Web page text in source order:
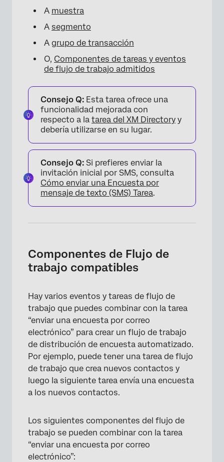
A muestra
A segmento
A grupo de transacción
O, Componentes de tareas y eventos
de flujo de trabajo admitidos
Consejo Q: Esta tarea ofrece una
funcionalidad mejorada con
respecto a la tarea del XM Directory y
debería utilizarse en su lugar.
Consejo Q: Si prefieres enviar la
invitación inicial por SMS, consulta
Cómo enviar una Encuesta por
mensaje de texto (SMS) Tarea.
Componentes de Flujo de
trabajo compatibles
Hay varios eventos y tareas de flujo de
trabajo que puedes combinar con la tarea
“enviar una encuesta por correo
electrónico” para crear un flujo de trabajo
de distribución de encuesta automatizado.
Por ejemplo, puede tener una tarea de flujo
de trabajo que crea nuevos contactos y
luego la siguiente tarea envía una encuesta
a los nuevos contactos.
Los siguientes componentes del flujo de
trabajo se pueden combinar con la tarea
“enviar una encuesta por correo
electrónico”: